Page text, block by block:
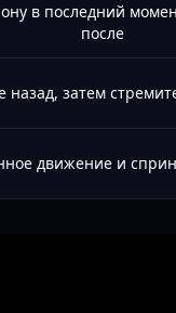
в последний
после
назад, затем
движение и